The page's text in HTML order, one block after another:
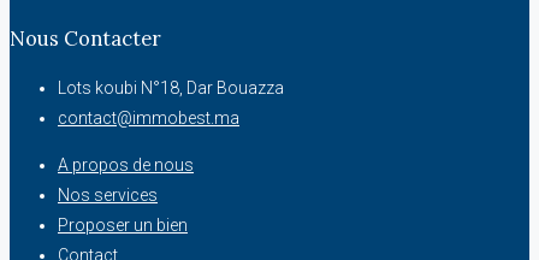
Nous Contacter
Lots koubi N°18, Dar Bouazza
contact@immobest.ma
A propos de nous
Nos services
Proposer un bien
Contact